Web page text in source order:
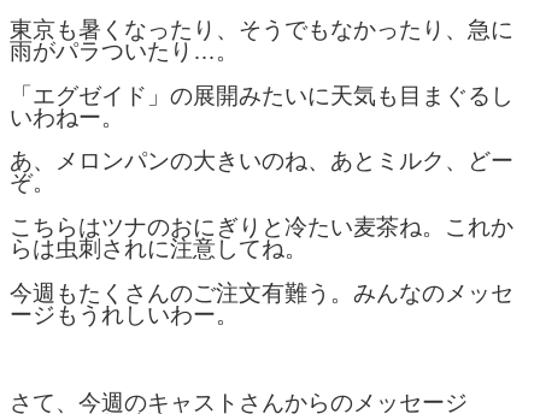
東京も暑くなったり、そうでもなかったり、急に
雨がパラついたり…。
「エグゼイド」の展開みたいに天気も目まぐるし
いわねー。
あ、メロンパンの大きいのね、あとミルク、どー
ぞ。
こちらはツナのおにぎりと冷たい麦茶ね。これか
らは虫刺されに注意してね。
今週もたくさんのご注文有難う。みんなのメッセ
ージもうれしいわー。
さて、今週のキャストさんからのメッセージ